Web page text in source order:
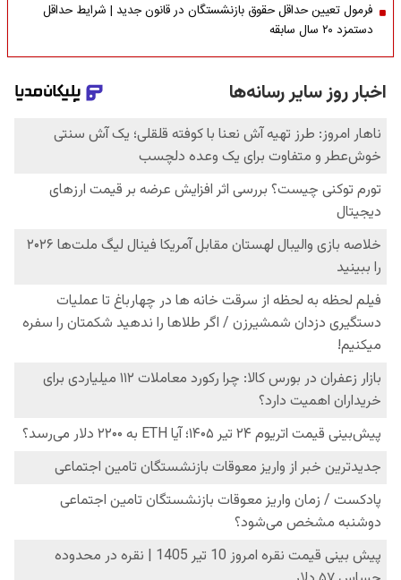
فرمول تعیین حداقل حقوق بازنشستگان در قانون جدید | شرایط حداقل
دستمزد ۲۰ سال سابقه